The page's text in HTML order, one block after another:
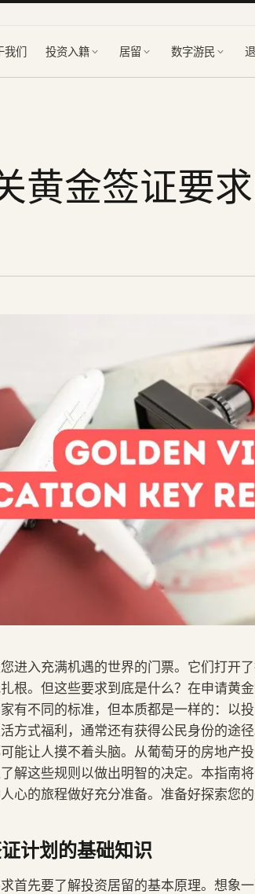
我们 投资入籍 居留 数字游民
黄金签证要
进入充满机遇的世界的门票。它们打开
根。但这些要求到底是什么？在申请黄
有不同的标准，但本质都是一样的：以
方式福利，通常还有获得公民身份的途
能让人摸不着头脑。从葡萄牙的房地产
解这些规则以做出明智的决定。本指南
心的旅程做好充分准备。准备好探索您
计划的基础知识
首先要了解投资居留的基本原理。想象